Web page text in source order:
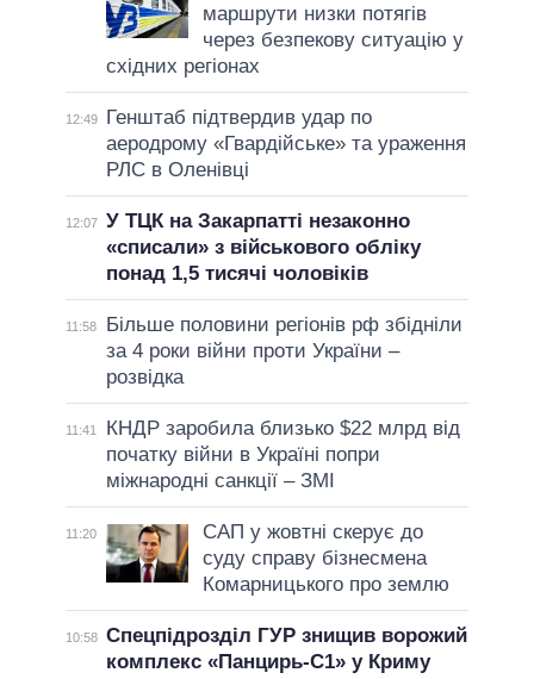
маршрути низки потягів
через безпекову ситуацію у
східних регіонах
12:49
Генштаб підтвердив удар по
аеродрому «Гвардійське» та ураження
РЛС в Оленівці
12:07 У ТЦК на Закарпатті незаконно
«списали» з військового обліку
понад 1,5 тисячі чоловіків
11:58
Більше половини регіонів рф збідніли
за 4 роки війни проти України –
розвідка
11:41
КНДР заробила близько $22 млрд від
початку війни в Україні попри
міжнародні санкції – ЗМІ
11:20
САП у жовтні скерує до
суду справу бізнесмена
Комарницького про землю
10:58 Спецпідрозділ ГУР знищив ворожий
комплекс «Панцирь-С1» у Криму